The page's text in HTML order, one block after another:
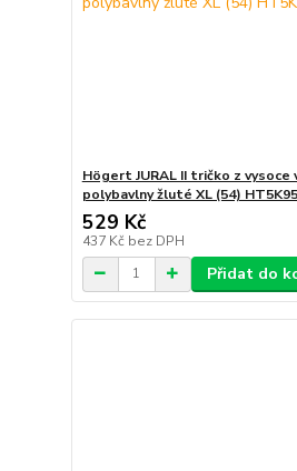
Högert JURAL II tričko z
polybavlny žluté XL (54)
529 Kč
437 Kč bez DPH
Přidat do